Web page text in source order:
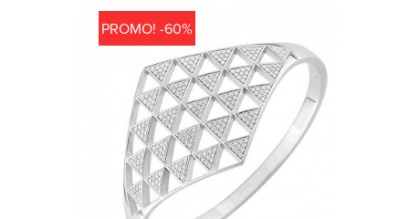
MONTRES
LES GEORGETTES
SWAROVSKI
BONNES AFFAIRES
CARTES CADEAUX
IDÉE CADEAUX
PROMO! -60%